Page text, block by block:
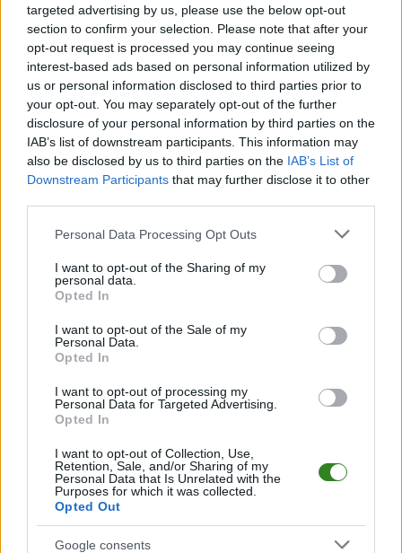
targeted advertising by us, please use the below opt-out
section to confirm your selection. Please note that after your
opt-out request is processed you may continue seeing
interest-based ads based on personal information utilized by
us or personal information disclosed to third parties prior to
your opt-out. You may separately opt-out of the further
disclosure of your personal information by third parties on the
IAB’s list of downstream participants. This information may
also be disclosed by us to third parties on the IAB’s List of
Downstream Participants that may further disclose it to other
Please note that this website/app uses one or more Google
not limited to your visit or usage behaviour. You may click to
grant or deny consent to Google and its third-party tags to
use your data for below specified purposes in below Google
consent section.
Personal Data Processing Opt Outs
I want to opt-out of the Sharing of my
personal data.
Opted In
I want to opt-out of the Sale of my
Personal Data.
Opted In
I want to opt-out of processing my
Personal Data for Targeted Advertising.
Opted In
I want to opt-out of Collection, Use,
Retention, Sale, and/or Sharing of my
Personal Data that Is Unrelated with the
Purposes for which it was collected.
Opted Out
Google consents
pracujemy nad tym żeby je uzupełnić.
Wynik meczu Grom Wyszatyce vs Polonia II Przemyśl
Po zakończeniu spotkania automatycznie publikujemyoficjalny wynik
spotkania, a także dane meczowe, jeśli są dostępne.
Pełny harmonogram rozgrywek dostępny jest tutaj:Jarosław > Klasa A
Przemyśl - terminarz.
Informacje o składach i strzelcach
W miarę dostępności danych, publikujemyskłady wyjściowe,
aktualizujemy zależnie od poziomu ligi i dostępnych źródeł.
Śledź mecze swojej drużyny
Jeśli jesteś kibicem klubu Grom Wyszatyce lub Polonia II Przemyśl -
zaglądaj tutaj częściej. Nasz serwis regularnie dostarcza informacje o
terminach meczów, wynikach, transferach i newsach klubowych
piłkarskichw województwie. Sprawdź nasze relacje, śledź ulubioną ligę i
bądź na bieżąco z wydarzeniami z boisk!
Grom Wyszatyce - Polonia II Przemyślodbędzie się w ramach
18. kolejki - Jarosław > Klasa A Przemyśl. Spotkanie zostanie rozegrane w
Grom Wyszatyceprzystępuje do tego spotkania w roli gospodarza. Jak
drużyna radzi sobie w sezonie 2025/2026 rozgrywek Jarosław > Klasa A
Przemyśl przed własną publicznością? Na tej stronie możecie zobaczyć
tabelę uwzględniającą tylko mecze u siebie. W tabeli biorącej pod uwagę
tylko mecze wyjazdowe możecie natomiast sprawdzić jak spisuje się klub
Polonia II Przemyśl.